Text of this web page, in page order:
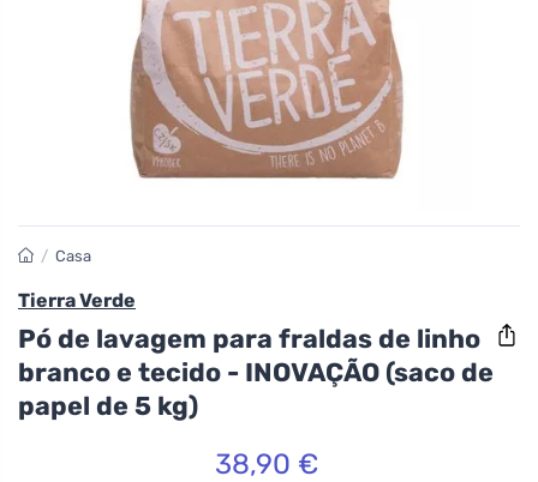
/ Casa
Tierra Verde
Pó de lavagem para fraldas de linho
branco e tecido - INOVAÇÃO (saco de
papel de 5 kg)
38,90 €